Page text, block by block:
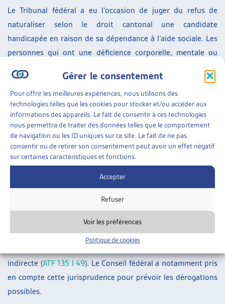
Gérer le consentement
Pour offrir les meilleures expériences, nous utilisons des
technologies telles que les cookies pour stocker et/ou accéder aux
informations des appareils. Le fait de consentir à ces technologies
nous permettra de traiter des données telles que le comportement
de navigation ou les ID uniques sur ce site. Le fait de ne pas
consentir ou de retirer son consentement peut avoir un effet négatif
sur certaines caractéristiques et fonctions.
Accepter
Refuser
Voir les préférences
Politique de cookies
Le Tribunal fédéral a eu l’occasion de juger du refus de
naturaliser selon le droit cantonal une candidate
handicapée en raison de sa dépendance à l’aide sociale. Les
personnes qui ont une déficience corporelle, mentale ou
L’exigence de l’indépendance financière touche de manière
spécifique les personnes qui souffrent d’un tel handicap.
Ainsi le Tribunal fédéral a jugé qu’une telle exigence
constitue une discrimination (indirecte) envers ces
personnes et doit être justifiée par intérêt public
prépondérant et respecter le principe de proportionnalité.
En l’espèce, la personne avait 22 ans, et habitait depuis 13
ans en Suisse comme admise provisoire. Un futur permis de
personne. Il n’y avait dès lors pas d’intérêt financier
prépondérant et son refus de nationalité du fait de sa
indirecte (ATF 135 I 49). Le Conseil fédéral a notamment pris
en compte cette jurisprudence pour prévoir les dérogations
possibles.